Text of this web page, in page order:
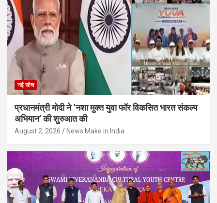
नई सोच
प्रधानमंत्री मोदी ने ‘नशा मुक्त युवा फॉर विकसित भारत संकल्प
अभियान’ की शुरुआत की
August 2, 2026 News Make in India